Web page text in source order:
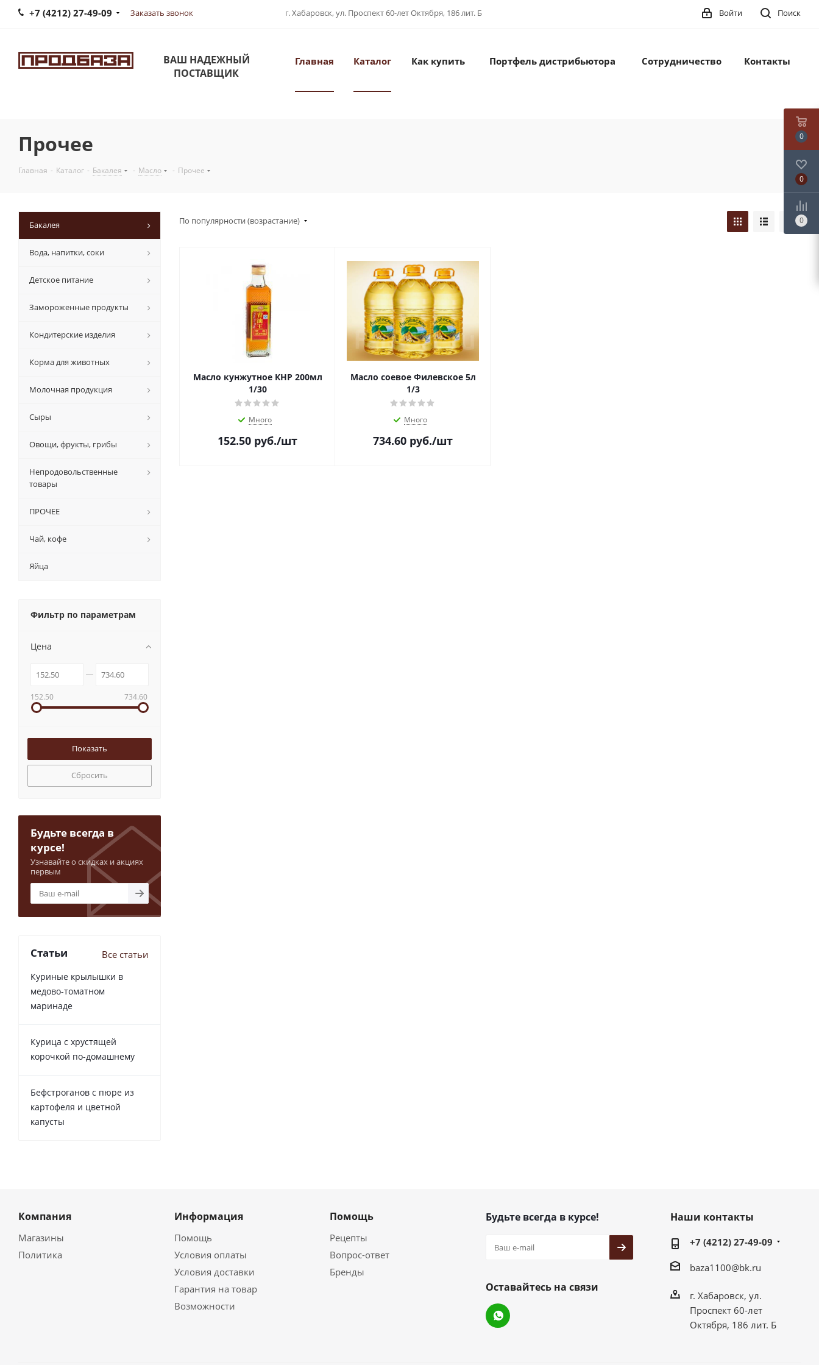
+7 (4212) 27-49-09 Заказать звонок г. Хабаровск, ул. Проспект 60-лет Октября, 186 лит. Б Поиск
Войти
ВАШ НАДЕЖНЫЙ
ПОСТАВЩИК
Главная Каталог Как купить Портфель дистрибьютора Сотрудничество Контакты
Прочее
Главная - Каталог - Бакалея - Масло - Прочее
По популярности (возрастание)
Масло кунжутное КНР 200мл
1/30
Много
152.50 руб./шт
Масло соевое Филевское 5л
1/3
Много
734.60 руб./шт
Бакалея
Вода, напитки, соки
Детское питание
Замороженные продукты
Кондитерские изделия
Корма для животных
Молочная продукция
Сыры
Овощи, фрукты, грибы
Непродовольственные
товары
ПРОЧЕЕ
Чай, кофе
Яйца
Фильтр по параметрам
Цена
152.50 734.60
Сбросить
Будьте всегда в
курсе!
Узнавайте о скидках и акциях
первым
Статьи Все статьи
Куриные крылышки в
медово-томатном
маринаде
Курица с хрустящей
корочкой по-домашнему
Бефстроганов с пюре из
картофеля и цветной
капусты
Компания
Магазины
Политика
Информация
Помощь
Условия оплаты
Условия доставки
Гарантия на товар
Возможности
Помощь
Рецепты
Вопрос-ответ
Бренды
Будьте всегда в курсе!
Оставайтесь на связи
Наши контакты
+7 (4212) 27-49-09
baza1100@bk.ru
г. Хабаровск, ул.
Проспект 60-лет
Октября, 186 лит. Б
0
0
0